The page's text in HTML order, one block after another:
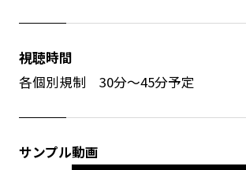
視聴時間
各個別規制 30分～45分予定
サンプル動画